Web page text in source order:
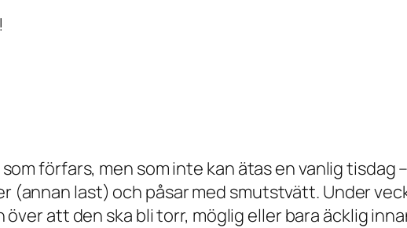
förfars, men som inte kan ätas en vanlig tisdag
last) och påsar med smutstvätt. Under
att den ska bli torr, möglig eller bara äcklig